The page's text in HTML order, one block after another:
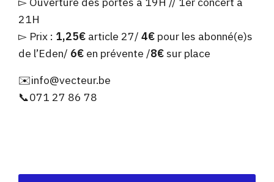
21H
▻ Prix : 1,25€ article 27/ 4€ pour les abonné(e)s
de l’Eden/ 6€ en prévente /8€sur place
✉️info@vecteur.be
📞071 27 86 78